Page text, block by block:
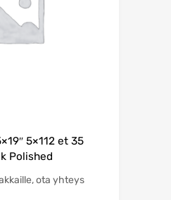
5×112 et 35
Polished
ota yhteys